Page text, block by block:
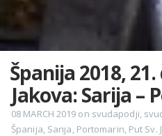
Španija 2018,
Jakova: Sarija –
08 MARCH 2019 on svudapodji,
Španija, Sarija, Portomarin, Put Sv.